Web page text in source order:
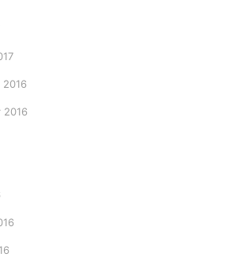
2016
2016